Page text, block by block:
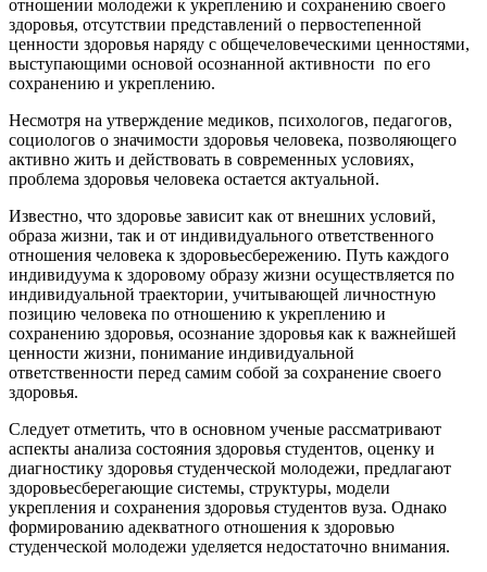
отношении молодежи к укреплению и сохранению своего
здоровья, отсутствии представлений о первостепенной
ценности здоровья наряду с общечеловеческими ценностями,
выступающими основой осознанной активности по его
сохранению и укреплению.
Несмотря на утверждение медиков, психологов, педагогов,
социологов о значимости здоровья человека, позволяющего
активно жить и действовать в современных условиях,
проблема здоровья человека остается актуальной.
Известно, что здоровье зависит как от внешних условий,
образа жизни, так и от индивидуального ответственного
отношения человека к здоровьесбережению. Путь каждого
индивидуума к здоровому образу жизни осуществляется по
индивидуальной траектории учитывающей личностную
позицию человека по отношению к укреплению и
сохранению здоровья, осознание здоровья как к важнейшей
ценности жизни, понимание индивидуальной
ответственности перед самим собой за сохранение своего
здоровья.
Следует отметить, что в основном ученые рассматривают
аспекты анализа состояния здоровья студентов, оценку и
диагностику здоровья студенческой молодежи, предлагают
здоровьесберегающие системы, структуры, модели
укрепления и сохранения здоровья студентов вуза. Однако
формированию адекватного отношения к здоровью
студенческой молодежи уделяется недостаточно внимания.